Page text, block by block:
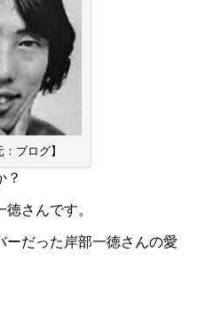
：ブログ】
？
さんです。
ーだった岸部一徳さんの愛